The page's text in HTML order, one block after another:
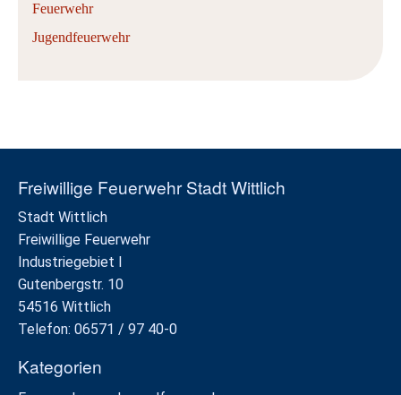
Feuerwehr
Jugendfeuerwehr
Freiwillige Feuerwehr Stadt Wittlich
Stadt Wittlich
Freiwillige Feuerwehr
Industriegebiet I
Gutenbergstr. 10
54516 Wittlich
Telefon: 06571 / 97 40-0
Kategorien